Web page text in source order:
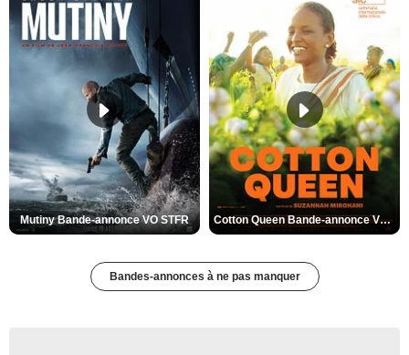
Mutiny Bande-annonce VO STFR Cotton Queen Bande-annonce VO STFR
Bandes-annonces à ne pas manquer